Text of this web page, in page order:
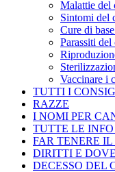
Malattie del
Sintomi del
Cure di
Parassiti del
Vaccinare i
TUTTI I
RAZZE
I NOMI PER
TUTTE LE
FAR TENERE IL
DIRITTI E
DECESSO DEL